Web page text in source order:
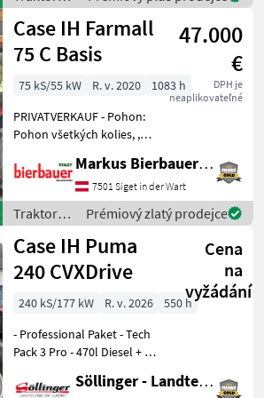
Case IH
Case IH Farmall
75 C Basis
47.000
€
DPH je
neaplikovateľné
75 kS/55 kW R. v. 2020
1083 h
PRIVATVERKAUF - Pohon:
Pohon všetkých kolies, ,
Vodičská kabína, : Traktory
Tradičný traktor
Markus Bierbauer GmbH
7501 Siget in der Wart
Traktory /
Case IH
Prémiový zlatý prodejce
Case IH Puma
240 CVXDrive
Cena
na
vyžádání
240 kS/177 kW R. v. 2026
550 h
- Professional Paket - Tech
Pack 3 Pro - 470l Diesel + 54l
Lichtmaschine - 6, 7l Motor
Söllinger - Landtechnik GmbH